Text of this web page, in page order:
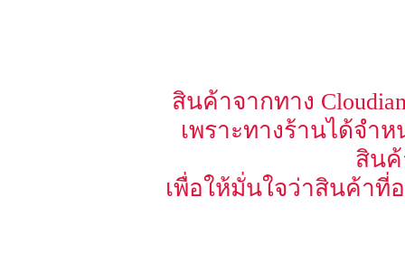
สินค้าจากทาง
เพราะทางร้านได้จำ
สิน
เพื่อให้มั่นใจว่าสินค้าที่